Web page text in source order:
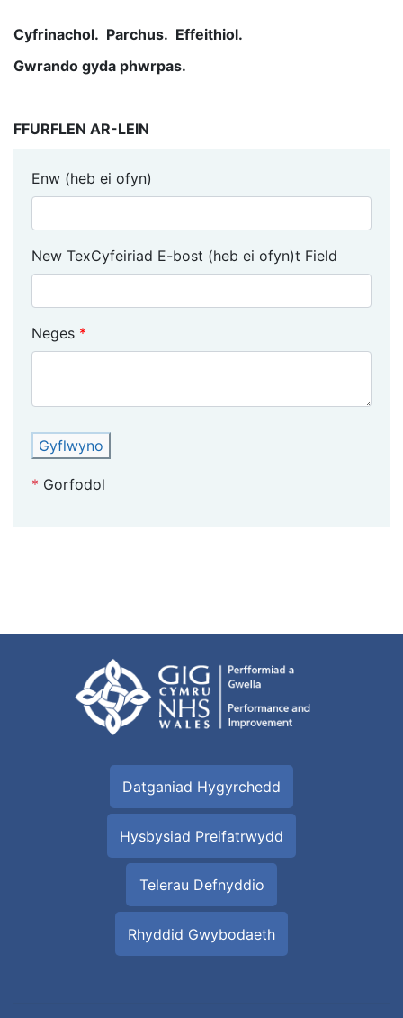
Cyfrinachol. Parchus. Effeithiol.
Gwrando gyda phwrpas.
FFURFLEN AR-LEIN
Enw (heb ei ofyn)
New TexCyfeiriad E-bost (heb ei ofyn)t Field
Neges
Gyflwyno
* Gorfodol
Datganiad Hygyrchedd
Hysbysiad Preifatrwydd
Telerau Defnyddio
Rhyddid Gwybodaeth